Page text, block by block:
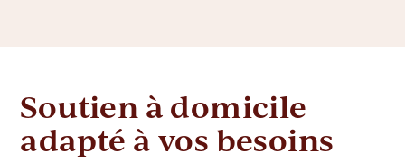
Soutien à domicile
adapté à vos besoins